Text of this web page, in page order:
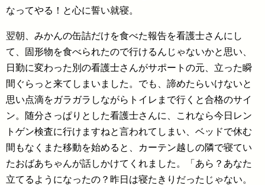
なってやる！と心に誓い就寝。
翌朝、みかんの缶詰だけを食べた報告を看護士さんにし
て、固形物を食べられたので行けるんじゃないかと思い、
日勤に変わった別の看護士さんがサポートの元、立った瞬
間ぐらっと来てしまいました。でも、諦めたらいけないと
思い点滴をガラガラしながらトイレまで行くと合格のサイ
ン。随分さっぱりとした看護士さんに、これなら今日レン
トゲン検査に行けますねと言われてしまい、ベッドで休む
間もなくまた移動を始めると、カーテン越しの隣で寝てい
たおばあちゃんが話しかけてくれました。「あら？あなた
立てるようになったの？昨日は寝たきりだったじゃない。